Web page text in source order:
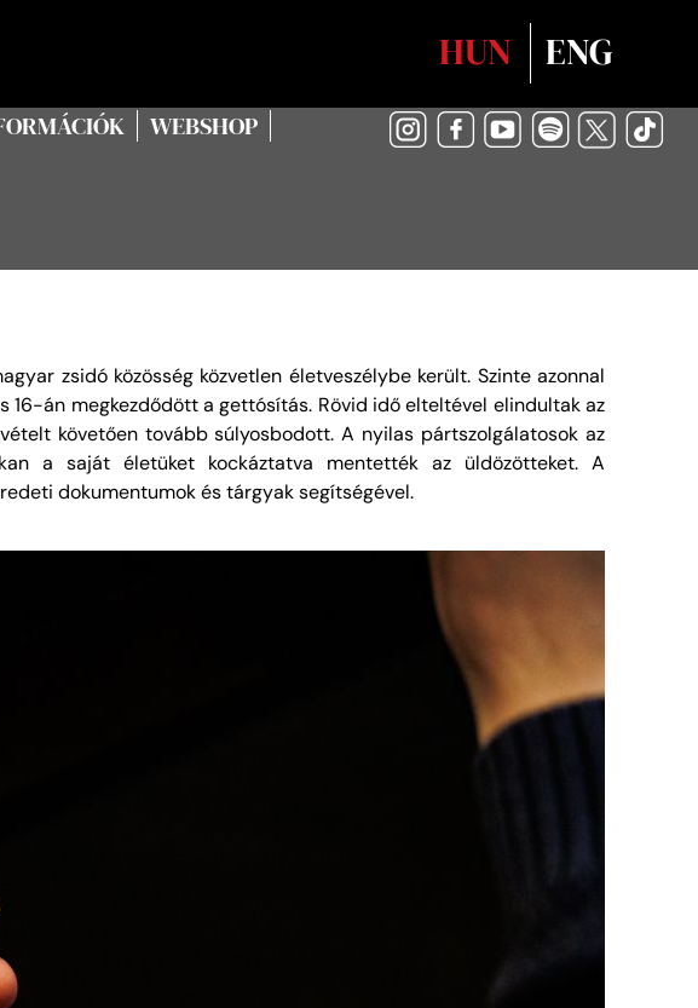
HUN ENG
WEBSHOP
zsidó közösség közvetlen életveszélybe került. Szinte azonnal
án megkezdődött a gettósítás. Rövid idő elteltével elindultak az
követően tovább súlyosbodott. A nyilas pártszolgálatosok az
a saját életüket kockáztatva mentették az üldözötteket. A
dokumentumok és tárgyak segítségével.